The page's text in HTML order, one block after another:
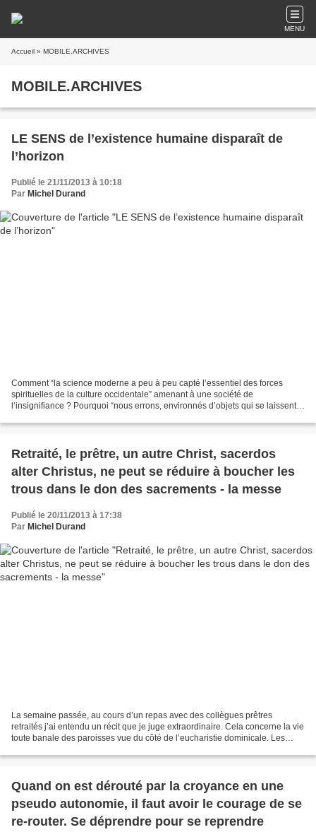
MENU
Accueil » MOBILE.ARCHIVES
MOBILE.ARCHIVES
LE SENS de l’existence humaine disparaît de
l’horizon
Publié le 21/11/2013 à 10:18
Par Michel Durand
Comment “la science moderne a peu à peu capté l’essentiel des forces
spirituelles de la culture occidentale” amenant à une société de
l‘insignifiance ? Pourquoi “nous errons, environnés d’objets qui se laissent
Retraité, le prêtre, un autre Christ, sacerdos
alter Christus, ne peut se réduire à boucher les
trous dans le don des sacrements - la messe
Publié le 20/11/2013 à 17:38
Par Michel Durand
La semaine passée, au cours d’un repas avec des collègues prêtres
retraités j’ai entendu un récit que je juge extraordinaire. Cela concerne la vie
toute banale des paroisses vue du côté de l’eucharistie dominicale. Les
Quand on est dérouté par la croyance en une
pseudo autonomie, il faut avoir le courage de se
re-router. Se déprendre pour se reprendre